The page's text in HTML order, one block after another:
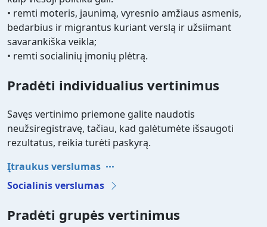
• remti moteris, jaunimą, vyresnio amžiaus asmenis,
bedarbius ir migrantus kuriant verslą ir užsiimant
savarankiška veikla;
• remti socialinių įmonių plėtrą.
Pradėti individualius vertinimus
Savęs vertinimo priemone galite naudotis
neužsiregistravę, tačiau, kad galėtumėte išsaugoti
rezultatus, reikia turėti paskyrą.
Įtraukus verslumas
Socialinis verslumas
Pradėti grupės vertinimus